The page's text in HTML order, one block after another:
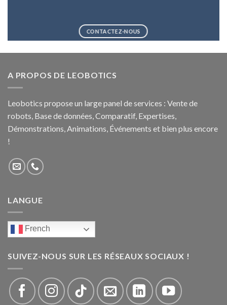
CONTACTEZ-NOUS
A PROPOS DE LEOBOTICS
Leobotics propose un large panel de services : Vente de
robots, Base de données, Comparatif, Expertises,
Démonstrations, Animations, Événements et bien plus encore
!
LANGUE
French
SUIVEZ-NOUS SUR LES RÉSEAUX SOCIAUX !